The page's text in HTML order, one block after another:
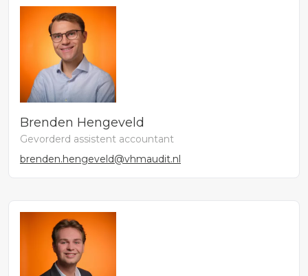
Brenden Hengeveld
Gevorderd assistent accountant
brenden.hengeveld@vhmaudit.nl